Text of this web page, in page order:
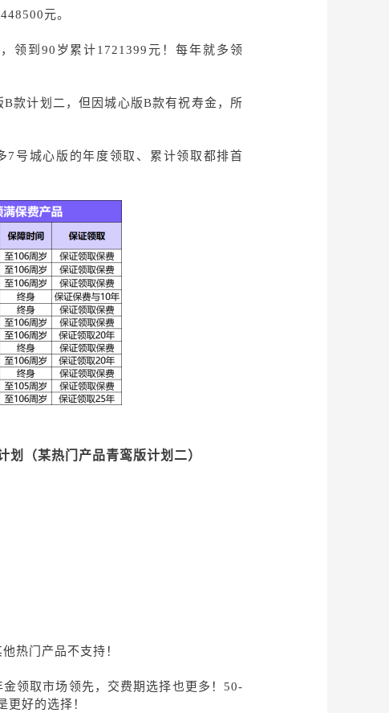
元。
领到90岁累计1721399元！每年就多领
B款计划二，但因城心版B款有祝寿金，所
7号城心版的年度领取、累计领取都排首
（某热门产品青鸾版计划二）
热门产品不支持！
领取市场领先，交费期选择也更多！50-
好的选择！